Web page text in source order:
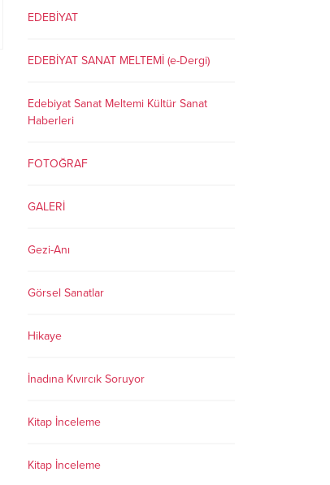
EDEBİYAT
EDEBİYAT SANAT MELTEMİ (e-Dergi)
Edebiyat Sanat Meltemi Kültür Sanat
Haberleri
FOTOĞRAF
GALERİ
Gezi-Anı
Görsel Sanatlar
Hikaye
İnadına Kıvırcık Soruyor
Kitap İnceleme
Kitap İnceleme